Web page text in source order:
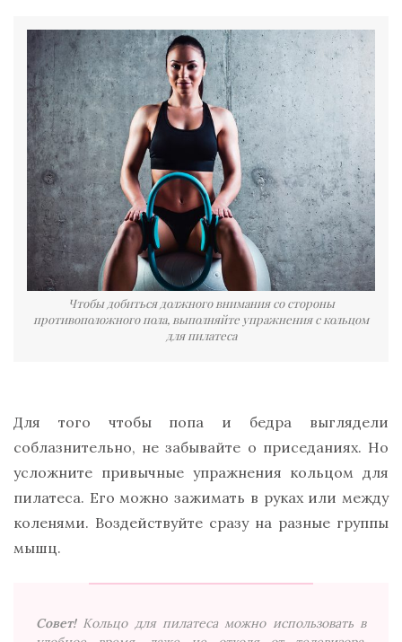
Чтобы добиться должного внимания со стороны
противоположного пола, выполняйте упражнения с кольцом
для пилатеса
Для того чтобы попа и бедра выглядели
соблазнительно, не забывайте о приседаниях. Но
усложните привычные упражнения кольцом для
пилатеса. Его можно зажимать в руках или между
коленями. Воздействуйте сразу на разные группы
мышц.
Совет! Кольцо для пилатеса можно использовать в